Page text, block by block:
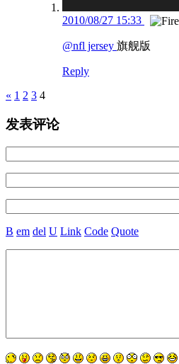
2010/08/27 15:33
@nfl jersey 旗舰版
Reply
Pages
« 1 2 3 4
发表评论
B em del U Link Code Quote